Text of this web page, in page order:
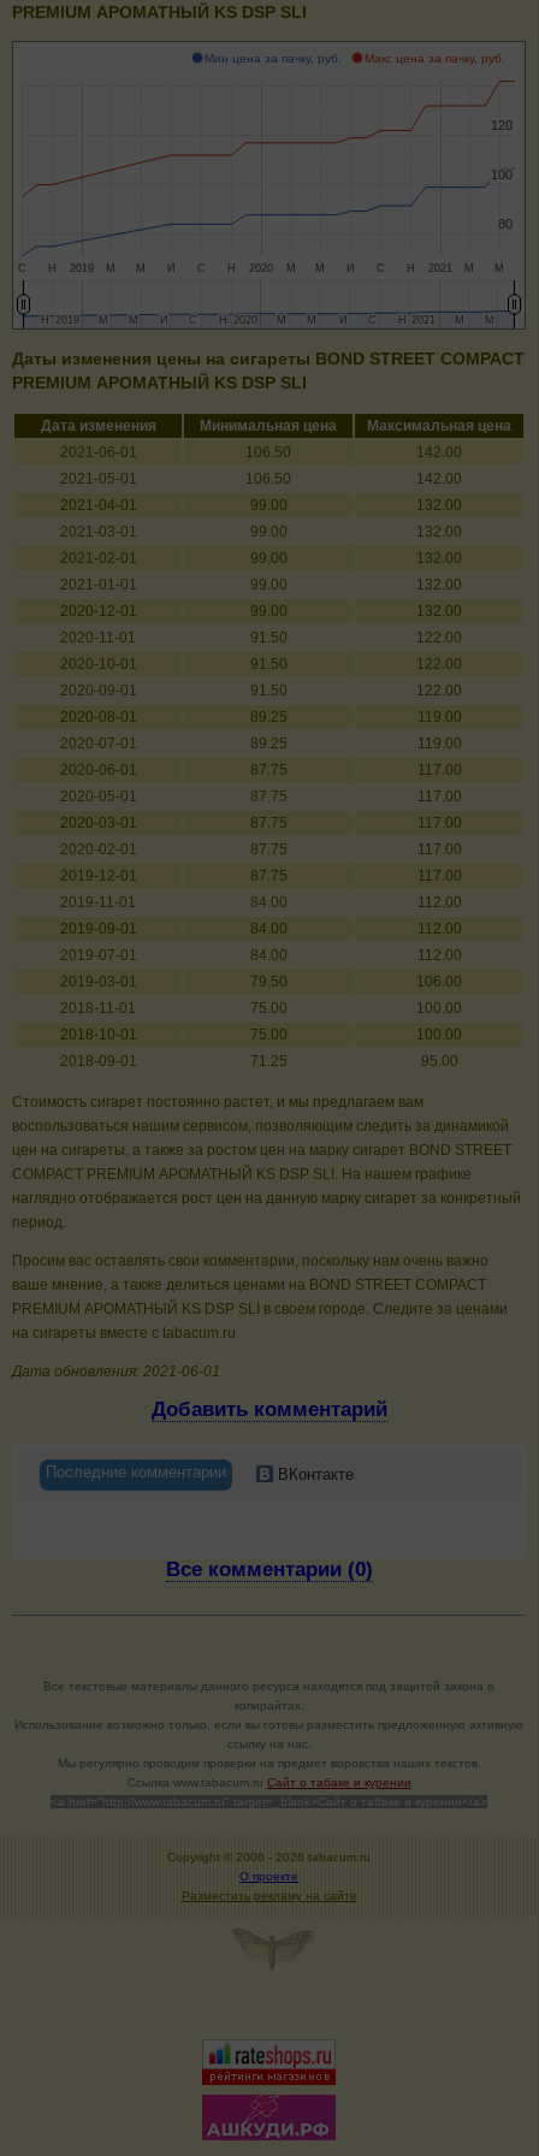
PREMIUM АРОМАТНЫЙ KS DSP SLI
Мин цена за пачку, руб. Макс цена за пачку, руб.
2019 2020 2021
С Н М М И С Н М М И С Н М М
80
80
100
100
120
120
2019
2019 2020
2020 2021
2021
Н
Н М
М М
М ИИ С
С НН М
М М
М ИИ С
С НН М
М М
М
Даты изменения цены на сигареты BOND STREET COMPACT
PREMIUM АРОМАТНЫЙ KS DSP SLI
Дата изменения Минимальная цена
Максимальная цена
2021-06-01
106.50
142.00
2021-05-01
106.50
142.00
2021-04-01
99.00
132.00
2021-03-01
99.00
132.00
2021-02-01
99.00
132.00
2021-01-01
99.00
132.00
2020-12-01
99.00
132.00
2020-11-01
91.50
122.00
2020-10-01
91.50
122.00
2020-09-01
91.50
122.00
2020-08-01
89.25
119.00
2020-07-01
89.25
119.00
2020-06-01
87.75
117.00
2020-05-01
87.75
117.00
2020-03-01
87.75
117.00
2020-02-01
87.75
117.00
2019-12-01
87.75
117.00
2019-11-01
84.00
112.00
2019-09-01
84.00
112.00
2019-07-01
84.00
112.00
2019-03-01
79.50
106.00
2018-11-01
75.00
100.00
2018-10-01
75.00
100.00
2018-09-01
71.25 95.00
Стоимость сигарет постоянно растет, и мы предлагаем вам
воспользоваться нашим сервисом, позволяющим следить за динамикой
цен на сигареты, а также за ростом цен на марку сигарет BOND STREET
COMPACT PREMIUM АРОМАТНЫЙ KS DSP SLI. На нашем графике
наглядно отображается рост цен на данную марку сигарет за конкретный
период.
Просим вас оставлять свои комментарии, поскольку нам очень важно
ваше мнение, а также делиться ценами на BOND STREET COMPACT
PREMIUM АРОМАТНЫЙ KS DSP SLI в своем городе. Следите за ценами
на сигареты вместе с tabacum.ru
Дата обновления: 2021-06-01
Добавить комментарий
Последние комментарии ВКонтакте
Все комментарии (0)
Все текстовые материалы данного ресурса находятся под защитой закона о
копирайтах.
Использование возможно только, если вы готовы разместить предложенную активную
ссылку на нас.
Мы регулярно проводим проверки на предмет воровства наших текстов.
Cсылка www.tabacum.ru Сайт о табаке и курении
<a href="http://www.tabacum.ru" target=_blank>Сайт о табаке и курении</a>
Copyright © 2006 - 2026 tabacum.ru
О проекте
Разместить рекламу на сайте